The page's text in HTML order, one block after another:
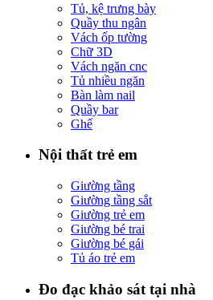
Tủ, kệ trưng bày
Quầy thu ngân
Vách ốp tường
Chữ 3D
Vách ngăn cnc
Tủ nhiều ngăn
Bàn làm nail
Quầy bar
Ghế
Nội thất trẻ em
Giường tầng
Giường tầng sắt
Giường trẻ em
Giường bé trai
Giường bé gái
Tủ áo trẻ em
Đo đạc khảo sát tại nhà